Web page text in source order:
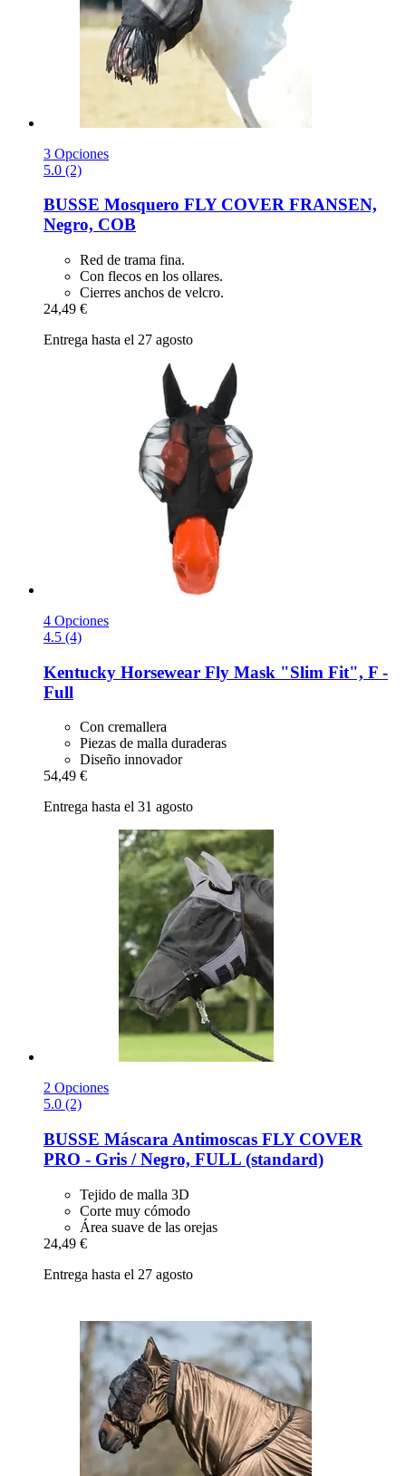
3 Opciones
5.0 (2)
BUSSE Mosquero FLY COVER FRANSEN,
Negro, COB
Red de trama fina.
Con flecos en los ollares.
Cierres anchos de velcro.
24,49 €
Entrega hasta el 27 agosto
4 Opciones
4.5 (4)
Kentucky Horsewear Fly Mask "Slim Fit", F -​
Full
Con cremallera
Piezas de malla duraderas
Diseño innovador
54,49 €
Entrega hasta el 31 agosto
2 Opciones
5.0 (2)
BUSSE Máscara Antimoscas FLY COVER
PRO -​ Gris / Negro, FULL (standard)
Tejido de malla 3D
Corte muy cómodo
Área suave de las orejas
24,49 €
Entrega hasta el 27 agosto